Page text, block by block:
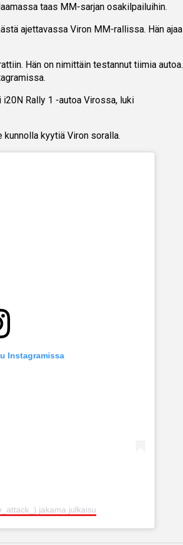
taas MM-sarjan osakilpailuihin.
ajettavassa Viron MM-rallissa. Hän ajaa
Hän on nimittäin testannut tiimia autoa.
Rally 1 -autoa Virossa, luki
kunnolla kyytiä Viron soralla.
Instagramissa
jakama julkaisu